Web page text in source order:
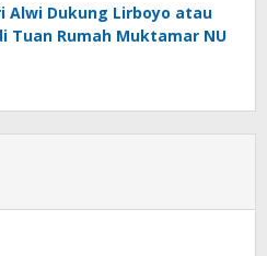
Alwi Dukung Lirboyo atau
Tuan Rumah Muktamar NU